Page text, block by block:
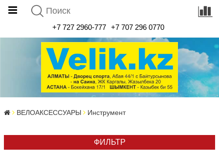
+7 727 2960-777 +7 707 296 0770
ВЕЛОАКСЕССУАРЫ Инструмент
ФИЛЬТР